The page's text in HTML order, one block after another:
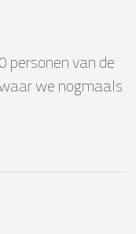
personen van de
we nogmaals